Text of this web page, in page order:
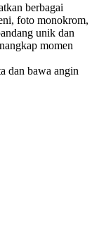
berbagai
foto monokrom,
unik dan
momen
dan bawa angin